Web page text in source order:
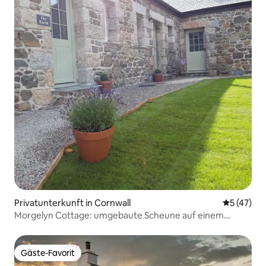
Privatunterkunft in Cornwall
5 (47)
Morgelyn Cottage: umgebaute Scheune auf einem
Gäste-Favorit
Gäste-Favorit